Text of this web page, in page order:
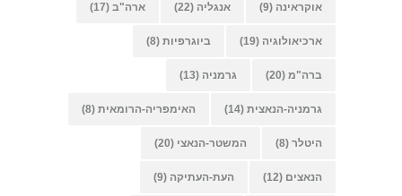
אוקראינה (9) אנגליה (22) ארה"ב (17)
ארכיאולוגיה (19) ביוגרפיות (8)
ברה"מ (20) גרמניה (13)
גרמניה-הנאצית (14) האימפריה-הרומאית (8)
היטלר (8) המשטר-הנאצי (20)
הנאצים (12) העת-העתיקה (9)